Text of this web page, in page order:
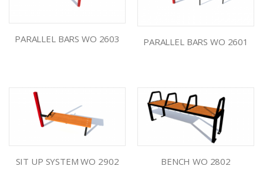
PARALLEL BARS WO 2603 PARALLEL BARS WO 2601
SIT UP SYSTEM WO 2902 BENCH WO 2802